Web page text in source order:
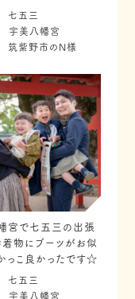
七五三
宇美八幡宮
筑紫野市のN様
宮で七五三の出張
着物にブーツがお似
っこ良かったです☆
七五三
宇美八幡宮